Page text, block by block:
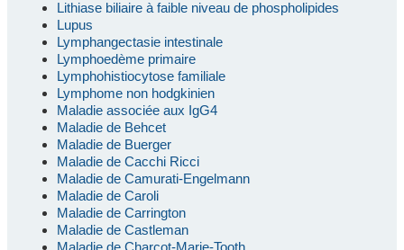
Lithiase biliaire à faible niveau de phospholipides
Lupus
Lymphangectasie intestinale
Lymphoedème primaire
Lymphohistiocytose familiale
Lymphome non hodgkinien
Maladie associée aux IgG4
Maladie de Behcet
Maladie de Buerger
Maladie de Cacchi Ricci
Maladie de Camurati-Engelmann
Maladie de Caroli
Maladie de Carrington
Maladie de Castleman
Maladie de Charcot-Marie-Tooth